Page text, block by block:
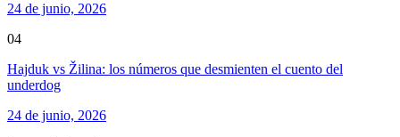
24 de junio, 2026
04
Hajduk vs Žilina: los números que desmienten el cuento del
underdog
24 de junio, 2026